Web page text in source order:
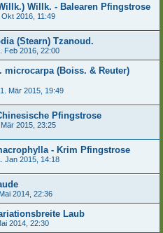
Willk. - Balearen Pfingstrose
Okt 2016, 11:49
(Stearn) Tzanoud.
Feb 2016, 22:00
(Boiss. & Reuter)
Mär 2015, 19:49
Pfingstrose
2015, 23:25
- Krim Pfingstrose
Jan 2015, 14:18
2014, 22:36
Laub
2014, 22:30